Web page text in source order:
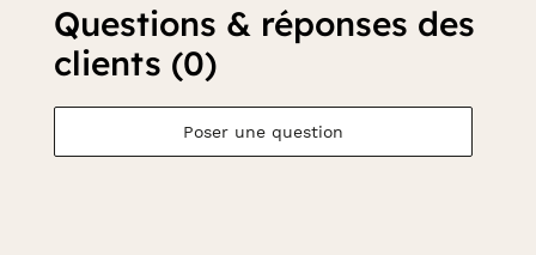
Questions & réponses des
clients (0)
Poser une question